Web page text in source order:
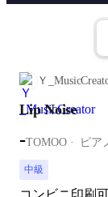
Ｙ
Lip Noise
-TOMOO ピア
中級
コンビニ印刷